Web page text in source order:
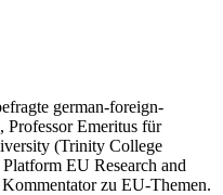
german-foreign-
Emeritus für
(Trinity College
EU Research and
zu EU-Themen.